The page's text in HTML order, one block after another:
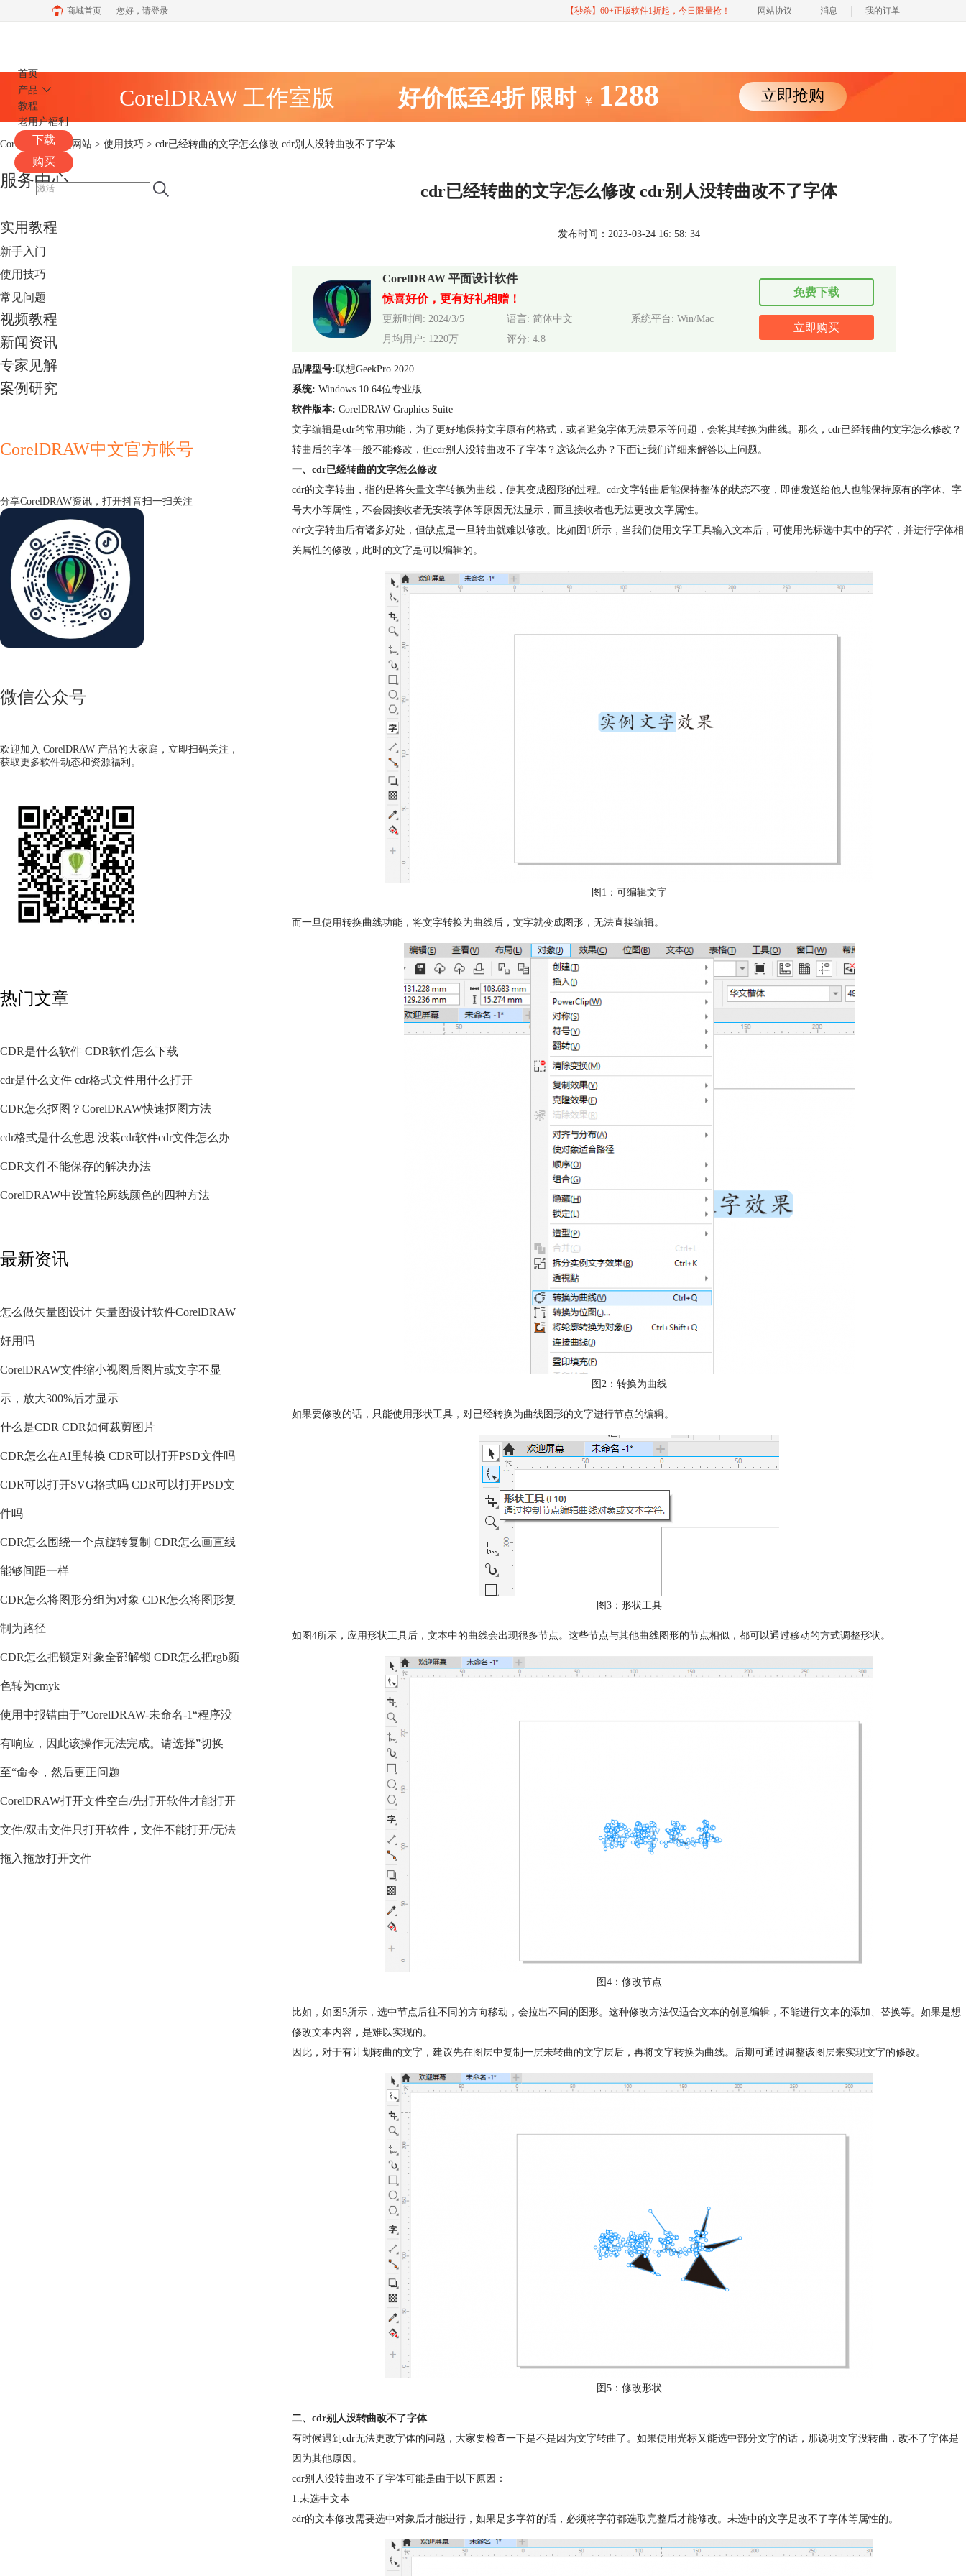
商城首页 您好， 请登录 【秒杀】60+正版软件1折起，今日限量抢！ 网站协议 消息 我的订单
首页
产品
教程
老用户福利
下载
购买
CorelDRAW 工作室版 好价低至4折 限时 ￥ 1288 立即抢购
CorelDRAW中文网站 > 使用技巧 > cdr已经转曲的文字怎么修改 cdr别人没转曲改不了字体
服务中心
实用教程
新手入门
使用技巧
常见问题
视频教程
新闻资讯
专家见解
案例研究
CorelDRAW中文官方帐号
分享CorelDRAW资讯，打开抖音扫一扫关注
微信公众号
欢迎加入 CorelDRAW 产品的大家庭，立即扫码关注，
获取更多软件动态和资源福利。
热门文章
CDR是什么软件 CDR软件怎么下载
cdr是什么文件 cdr格式文件用什么打开
CDR怎么抠图？CorelDRAW快速抠图方法
cdr格式是什么意思 没装cdr软件cdr文件怎么办
CDR文件不能保存的解决办法
CorelDRAW中设置轮廓线颜色的四种方法
最新资讯
怎么做矢量图设计 矢量图设计软件CorelDRAW
好用吗
CorelDRAW文件缩小视图后图片或文字不显
示，放大300%后才显示
什么是CDR CDR如何裁剪图片
CDR怎么在AI里转换 CDR可以打开PSD文件吗
CDR可以打开SVG格式吗 CDR可以打开PSD文
件吗
CDR怎么围绕一个点旋转复制 CDR怎么画直线
能够间距一样
CDR怎么将图形分组为对象 CDR怎么将图形复
制为路径
CDR怎么把锁定对象全部解锁 CDR怎么把rgb颜
色转为cmyk
使用中报错由于”CorelDRAW-未命名-1“程序没
有响应，因此该操作无法完成。请选择”切换
至“命令，然后更正问题
CorelDRAW打开文件空白/先打开软件才能打开
文件/双击文件只打开软件，文件不能打开/无法
拖入拖放打开文件
cdr已经转曲的文字怎么修改 cdr别人没转曲改不了字体
发布时间：2023-03-24 16: 58: 34
CorelDRAW 平面设计软件
惊喜好价，更有好礼相赠！
更新时间: 2024/3/5 语言: 简体中文
系统平台: Win/Mac
月均用户: 1220万
评分: 4.8
免费下载
立即购买
品牌型号:联想GeekPro 2020
系统: Windows 10 64位专业版
软件版本: CorelDRAW Graphics Suite
文字编辑是cdr的常用功能，为了更好地保持文字原有的格式，或者避免字体无法显示等问题，会将其转换为曲线。那么，cdr已经转曲的文字怎么修改？
转曲后的字体一般不能修改，但cdr别人没转曲改不了字体？这该怎么办？下面让我们详细来解答以上问题。
一、cdr已经转曲的文字怎么修改
cdr的文字转曲，指的是将矢量文字转换为曲线，使其变成图形的过程。cdr文字转曲后能保持整体的状态不变，即使发送给他人也能保持原有的字体、字
号大小等属性，不会因接收者无安装字体等原因无法显示，而且接收者也无法更改文字属性。
cdr文字转曲后有诸多好处，但缺点是一旦转曲就难以修改。比如图1所示，当我们使用文字工具输入文本后，可使用光标选中其中的字符，并进行字体相
关属性的修改，此时的文字是可以编辑的。
图1：可编辑文字
而一旦使用转换曲线功能，将文字转换为曲线后，文字就变成图形，无法直接编辑。
图2：转换为曲线
如果要修改的话，只能使用形状工具，对已经转换为曲线图形的文字进行节点的编辑。
图3：形状工具
如图4所示，应用形状工具后，文本中的曲线会出现很多节点。这些节点与其他曲线图形的节点相似，都可以通过移动的方式调整形状。
图4：修改节点
比如，如图5所示，选中节点后往不同的方向移动，会拉出不同的图形。这种修改方法仅适合文本的创意编辑，不能进行文本的添加、替换等。如果是想
修改文本内容，是难以实现的。
因此，对于有计划转曲的文字，建议先在图层中复制一层未转曲的文字层后，再将文字转换为曲线。后期可通过调整该图层来实现文字的修改。
图5：修改形状
二、cdr别人没转曲改不了字体
有时候遇到cdr无法更改字体的问题，大家要检查一下是不是因为文字转曲了。如果使用光标又能选中部分文字的话，那说明文字没转曲，改不了字体是
因为其他原因。
cdr别人没转曲改不了字体可能是由于以下原因：
1.未选中文本
cdr的文本修改需要选中对象后才能进行，如果是多字符的话，必须将字符都选取完整后才能修改。未选中的文字是改不了字体等属性的。